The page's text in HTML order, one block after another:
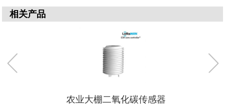
相关产品
农业大棚二氧化碳传感器